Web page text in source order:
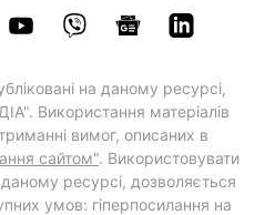
на даному ресурсі,
Використання матеріалів
вимог, описаних в
сайтом". Використовувати
ресурсі, дозволяється
умов: гіперпосилання на